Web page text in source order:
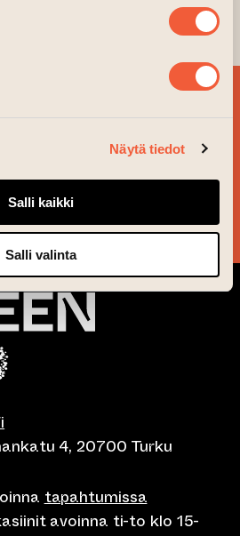
Näytä tiedot
Salli kaikki
Salli valinta
TASALLA!
4, 20700 Turku
tapahtumissa
avoinna ti-to klo 15-